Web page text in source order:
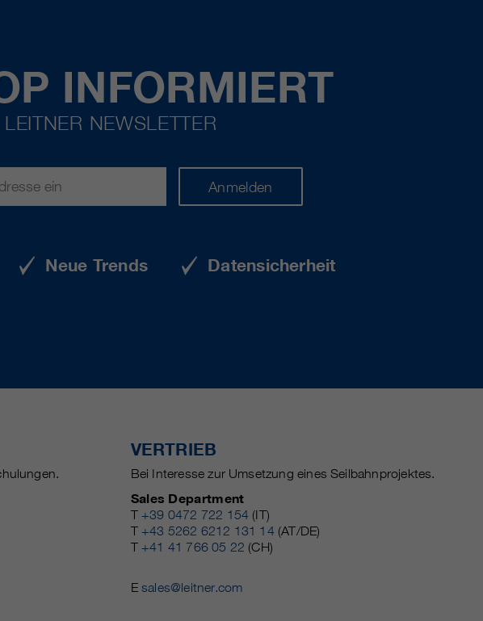
INFORMIERT
NEWSLETTER
Anmelden
Neue Trends Datensicherheit
VERTRIEB
Bei Interesse zur Umsetzung eines Seilbahnprojektes.
Sales Department
T +39 0472 722 154 (IT)
T +43 5262 6212 131 14(AT/DE)
T +41 41 766 05 22 (CH)
Esales@leitner.com